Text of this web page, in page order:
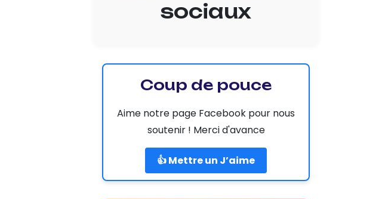
sociaux
Coup de pouce
Aime notre page Facebook pour nous
soutenir ! Merci d'avance
👍 Mettre un J’aime